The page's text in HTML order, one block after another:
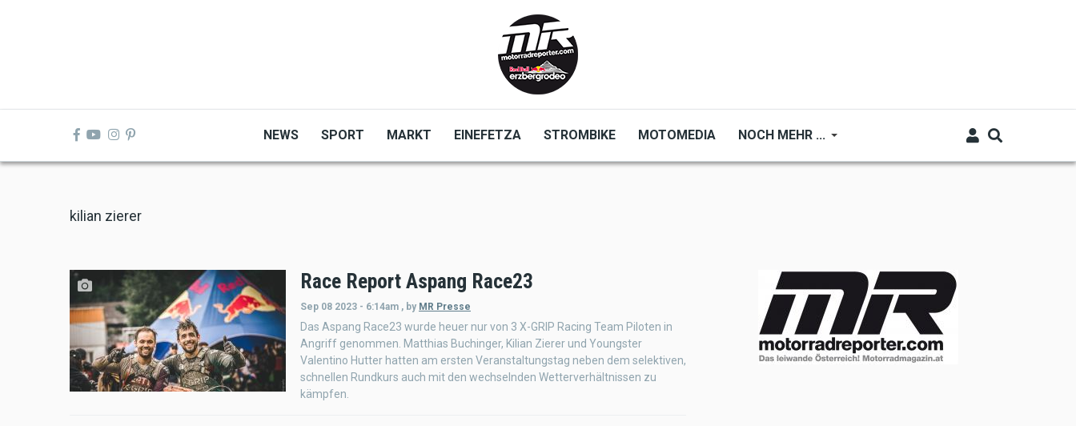
NEWS SPORT MARKT EINEFETZA STROMBIKE MOTOMEDIA NOCH MEHR ...
kilian zierer
Race Report Aspang Race23
Sep 08 2023 - 6:14am , by MR Presse
Das Aspang Race23 wurde heuer nur von 3 X-GRIP Racing Team Piloten in
Angriff genommen. Matthias Buchinger, Kilian Zierer und Youngster
Valentino Hutter hatten am ersten Veranstaltungstag neben dem selektiven,
schnellen Rundkurs auch mit den wechselnden Wetterverhältnissen zu
kämpfen.